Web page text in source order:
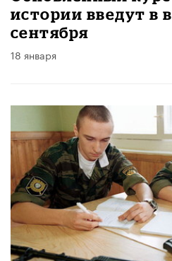
истории введут в
сентября
18 января